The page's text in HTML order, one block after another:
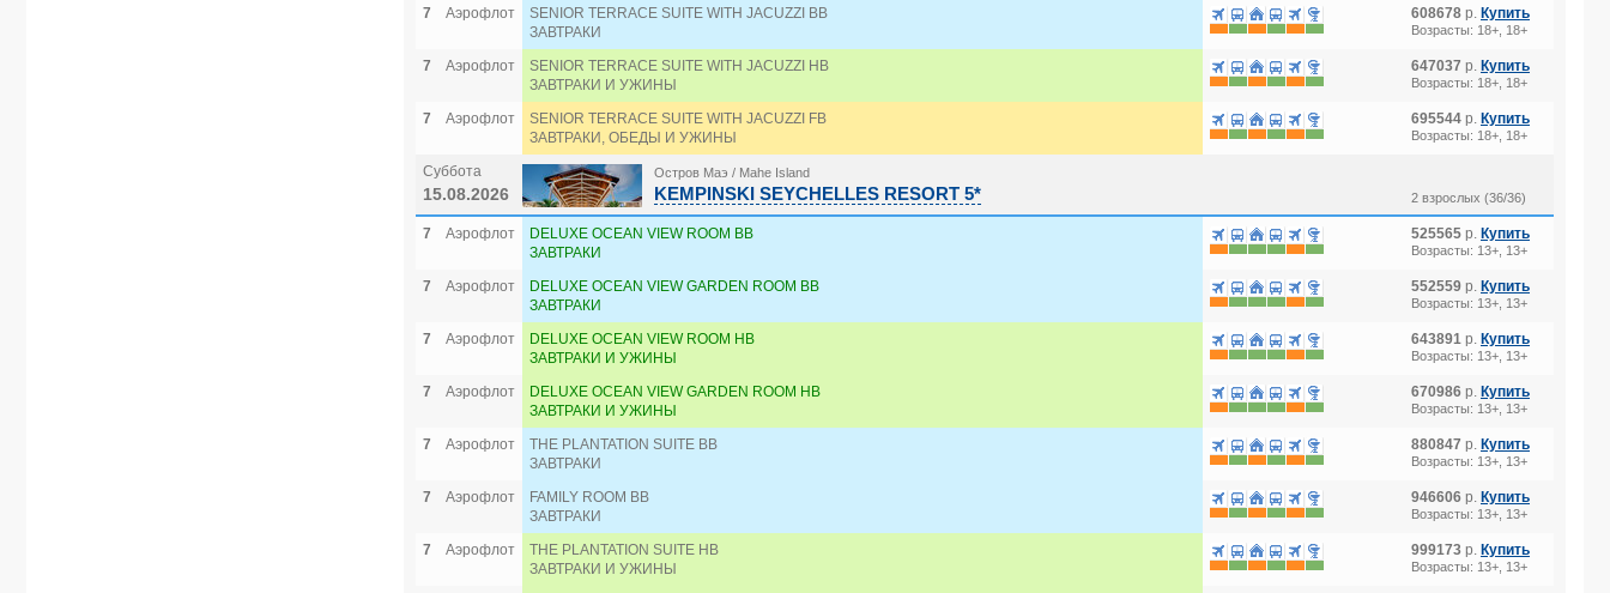
7 Аэрофлот
SENIOR TERRACE SUITE WITH JACUZZI BB
ЗАВТРАКИ
608678 р. Купить
Возрасты: 18+, 18+
7 Аэрофлот
SENIOR TERRACE SUITE WITH JACUZZI HB
ЗАВТРАКИ И УЖИНЫ
647037 р. Купить
Возрасты: 18+, 18+
7 Аэрофлот
SENIOR TERRACE SUITE WITH JACUZZI FB
ЗАВТРАКИ, ОБЕДЫ И УЖИНЫ
695544 р. Купить
Возрасты: 18+, 18+
Суббота
15.08.2026
Остров Маэ / Mahe Island
KEMPINSKI SEYCHELLES RESORT 5* 2 взрослых (36/36)
7 Аэрофлот
DELUXE OCEAN VIEW ROOM BB
ЗАВТРАКИ
525565 р. Купить
Возрасты: 13+, 13+
7 Аэрофлот
DELUXE OCEAN VIEW GARDEN ROOM BB
ЗАВТРАКИ
552559 р. Купить
Возрасты: 13+, 13+
7 Аэрофлот
DELUXE OCEAN VIEW ROOM HB
ЗАВТРАКИ И УЖИНЫ
643891 р. Купить
Возрасты: 13+, 13+
7 Аэрофлот
DELUXE OCEAN VIEW GARDEN ROOM HB
ЗАВТРАКИ И УЖИНЫ
670986 р. Купить
Возрасты: 13+, 13+
7 Аэрофлот
THE PLANTATION SUITE BB
ЗАВТРАКИ
880847 р. Купить
Возрасты: 13+, 13+
7 Аэрофлот
FAMILY ROOM BB
ЗАВТРАКИ
946606 р. Купить
Возрасты: 13+, 13+
7 Аэрофлот
THE PLANTATION SUITE HB
ЗАВТРАКИ И УЖИНЫ
999173 р. Купить
Возрасты: 13+, 13+